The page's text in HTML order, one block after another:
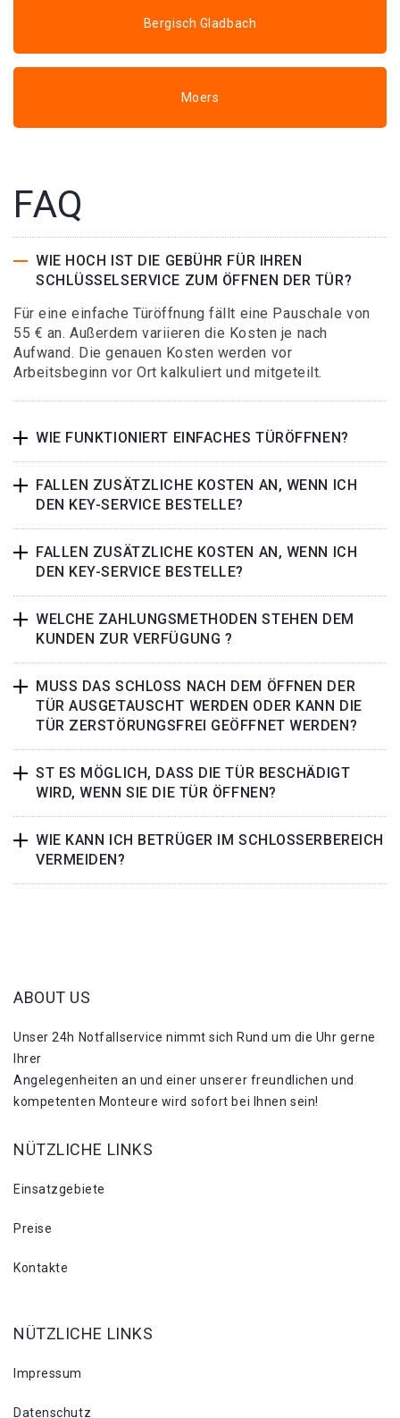
Bergisch Gladbach
Moers
FAQ
WIE HOCH IST DIE GEBÜHR FÜR IHREN
SCHLÜSSELSERVICE ZUM ÖFFNEN DER TÜR?
Für eine einfache Türöffnung fällt eine Pauschale von
55 € an. Außerdem variieren die Kosten je nach
Aufwand. Die genauen Kosten werden vor
Arbeitsbeginn vor Ort kalkuliert und mitgeteilt.
WIE FUNKTIONIERT EINFACHES TÜRÖFFNEN?
FALLEN ZUSÄTZLICHE KOSTEN AN, WENN ICH
DEN KEY-SERVICE BESTELLE?
FALLEN ZUSÄTZLICHE KOSTEN AN, WENN ICH
DEN KEY-SERVICE BESTELLE?
WELCHE ZAHLUNGSMETHODEN STEHEN DEM
KUNDEN ZUR VERFÜGUNG ?
MUSS DAS SCHLOSS NACH DEM ÖFFNEN DER
TÜR AUSGETAUSCHT WERDEN ODER KANN DIE
TÜR ZERSTÖRUNGSFREI GEÖFFNET WERDEN?
ST ES MÖGLICH, DASS DIE TÜR BESCHÄDIGT
WIRD, WENN SIE DIE TÜR ÖFFNEN?
WIE KANN ICH BETRÜGER IM SCHLOSSERBEREICH
VERMEIDEN?
ABOUT US
Unser 24h Notfallservice nimmt sich Rund um die Uhr gerne
Ihrer
Angelegenheiten an und einer unserer freundlichen und
kompetenten Monteure wird sofort bei Ihnen sein!
NÜTZLICHE LINKS
Einsatzgebiete
Preise
Kontakte
NÜTZLICHE LINKS
Impressum
Datenschutz